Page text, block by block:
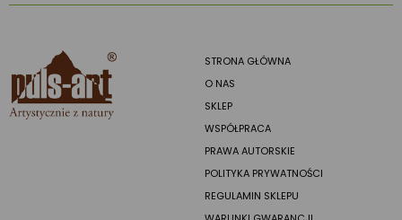
STRONA GŁÓWNA
O NAS
SKLEP
WSPÓŁPRACA
PRAWA AUTORSKIE
POLITYKA PRYWATNOŚCI
REGULAMIN SKLEPU